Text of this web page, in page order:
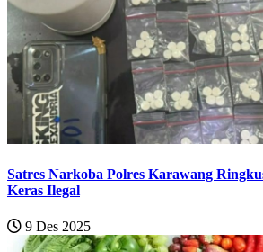
Satres Narkoba Polres Karawang
Keras Ilegal
9 Des 2025